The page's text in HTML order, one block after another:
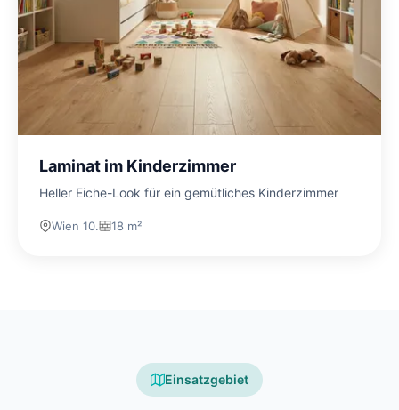
Laminat im Kinderzimmer
Heller Eiche-Look für ein gemütliches Kinderzimmer
Wien 10. 18 m²
Einsatzgebiet